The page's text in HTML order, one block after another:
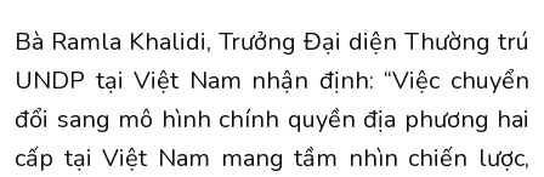
Bà Ramla Khalidi, Trưởng Đại diện Thường trú
UNDP tại Việt Nam nhận định: “Việc chuyển
đổi sang mô hình chính quyền địa phương hai
cấp tại Việt Nam mang tầm nhìn chiến lược,